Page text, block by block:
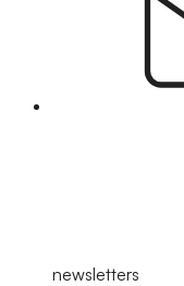
newsletters